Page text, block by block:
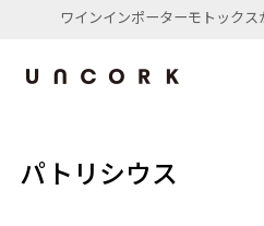
ワインインポーターモトック
パトリシウス